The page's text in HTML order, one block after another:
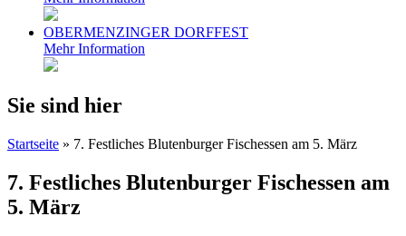
OBERMENZINGER DORFFEST
Mehr Information
Sie sind hier
Startseite » 7. Festliches Blutenburger Fischessen am 5. März
7. Festliches Blutenburger Fischessen am
5. März